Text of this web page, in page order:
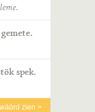
spek.
zien >